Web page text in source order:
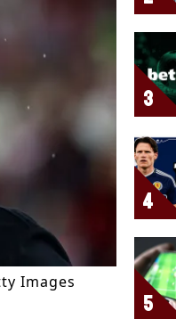
Images
3
4
5